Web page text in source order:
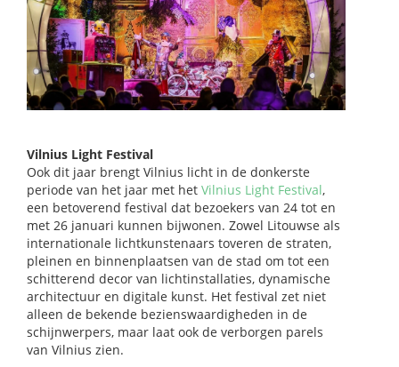
Vilnius Light Festival
Ook dit jaar brengt Vilnius licht in de donkerste
periode van het jaar met het Vilnius Light Festival,
een betoverend festival dat bezoekers van 24 tot en
met 26 januari kunnen bijwonen. Zowel Litouwse als
internationale lichtkunstenaars toveren de straten,
pleinen en binnenplaatsen van de stad om tot een
schitterend decor van lichtinstallaties, dynamische
architectuur en digitale kunst. Het festival zet niet
alleen de bekende bezienswaardigheden in de
schijnwerpers, maar laat ook de verborgen parels
van Vilnius zien.